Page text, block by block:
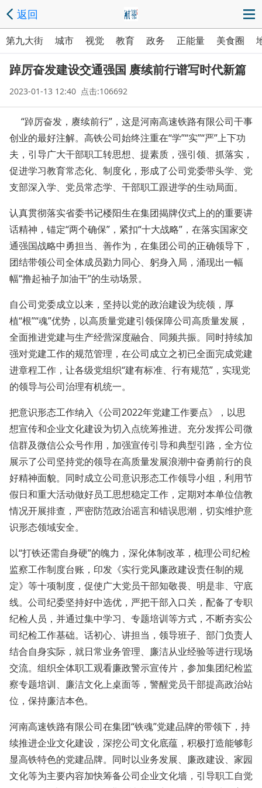
返回
第九大街 城市 视觉 教育 政务 正能量 美食圈
踔厉奋发建设交通强国 赓续前行谱写时代新篇
2023-01-13 12:40 点击:106692
“踔厉奋发，赓续前行”，这是河南高速铁路有限公司干事
创业的最好注解。高铁公司始终注重在“学”“实”“严”上下功
夫，引导广大干部职工转思想、提素质，强引领、抓落实，
促进学习教育常态化、制度化，形成了公司党委带头学、党
支部深入学、党员常态学、干部职工跟进学的生动局面。
认真贯彻落实省委书记楼阳生在集团揭牌仪式上的的重要讲
话精神，锚定“两个确保”，紧扣“十大战略”，在落实国家交
通强国战略中勇担当、善作为，在集团公司的正确领导下，
团结带领公司全体成员勠力同心、躬身入局，涌现出一幅
幅“撸起袖子加油干”的生动场景。
自公司党委成立以来，坚持以党的政治建设为统领，厚
植“根”“魂”优势，以高质量党建引领保障公司高质量发展，
全面推进党建与生产经营深度融合、同频共振。同时持续加
强对党建工作的规范管理，在公司成立之初已全面完成党建
进章程工作，让各级党组织“建有标准、行有规范”，实现党
的领导与公司治理有机统一。
把意识形态工作纳入《公司2022年党建工作要点》，以思
想宣传和企业文化建设为切入点统筹推进。充分发挥公司微
信群及微信公众号作用，加强宣传引导和典型引路，全方位
展示了公司坚持党的领导在高质量发展浪潮中奋勇前行的良
好精神面貌。同时成立公司意识形态工作领导小组，利用节
假日和重大活动做好员工思想稳定工作，定期对本单位信教
情况开展排查，严密防范政治谣言和错误思潮，切实维护意
识形态领域安全。
以“打铁还需自身硬”的魄力，深化体制改革，梳理公司纪检
监察工作制度台账，印发《实行党风廉政建设责任制的规
定》等十项制度，促使广大党员干部知敬畏、明是非、守底
线。公司纪委坚持好中选优，严把干部入口关，配备了专职
纪检人员，并通过集中学习、专题培训等方式，不断夯实公
司纪检工作基础。话初心、讲担当，领导班子、部门负责人
结合自身实际，就日常业务管理、廉洁从业经验等进行现场
交流。组织全体职工观看廉政警示宣传片，参加集团纪检监
察专题培训、廉洁文化上桌面等，警醒党员干部提高政治站
位，保持廉洁本色。
河南高速铁路有限公司在集团“铁魂”党建品牌的带领下，持
续推进企业文化建设，深挖公司文化底蕴，积极打造能够彰
显高铁特色的党建品牌。同时以业务发展、廉政建设、家园
文化等为主要内容加快筹备公司企业文化墙，引导职工自觉